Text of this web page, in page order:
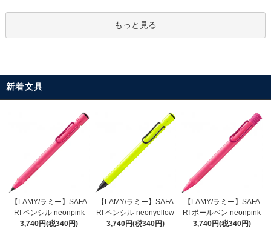
もっと見る
新着文具
【LAMY/ラミー】SAFA
RI ペンシル neonpink
3,740円(税340円)
【LAMY/ラミー】SAFA
RI ペンシル neonyellow
3,740円(税340円)
【LAMY/ラミー】SAFA
RI ボールペン neonpink
3,740円(税340円)